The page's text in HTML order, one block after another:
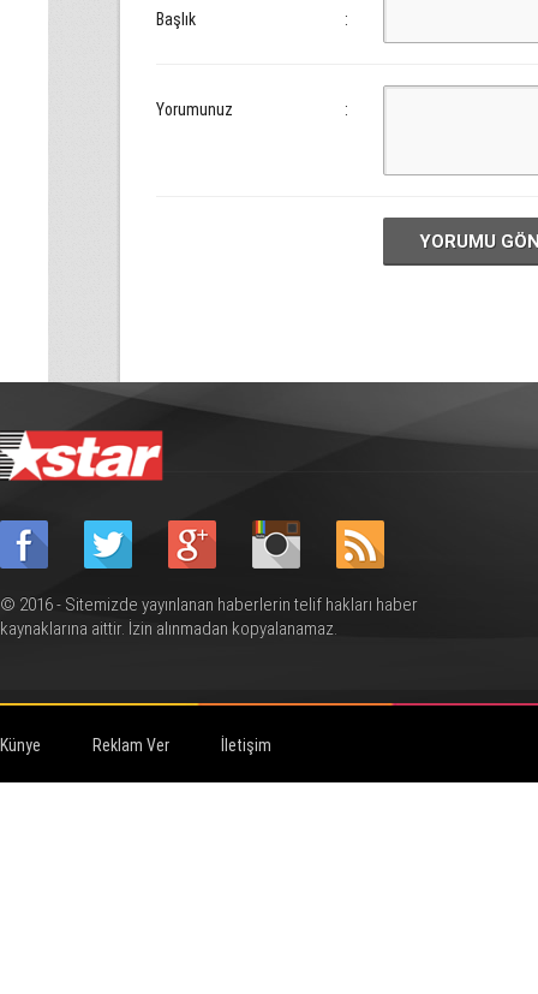
Başlık :
Yorumunuz :
YORUMU
© 2016 - Sitemizde yayınlanan haberlerin telif hakları haber
kaynaklarına aittir. İzin alınmadan kopyalanamaz.
Künye Reklam Ver İletişim